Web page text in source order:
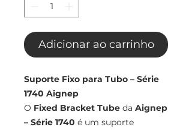
Adicionar ao carrinho
Suporte Fixo para Tubo – Série
1740 Aignep
O Fixed Bracket Tube da Aignep
– Série 1740 é um suporte